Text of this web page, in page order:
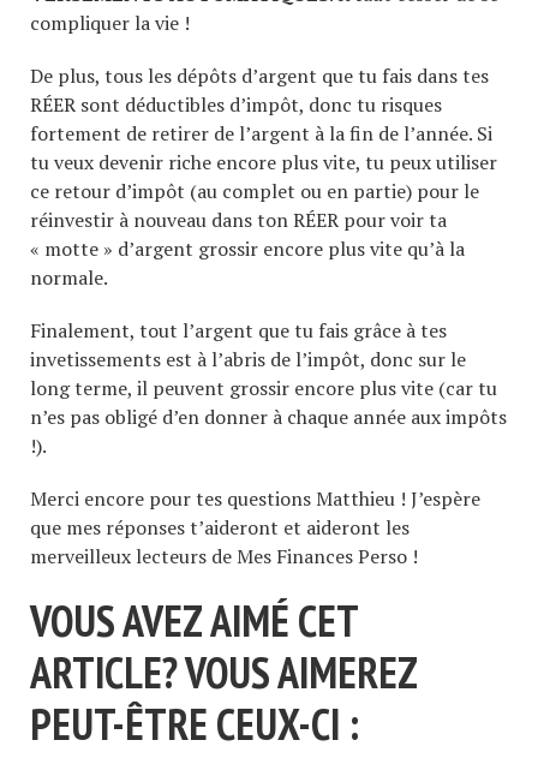
compliquer la vie !
De plus, tous les dépôts d’argent que tu fais dans tes
RÉER sont déductibles d’impôt, donc tu risques
fortement de retirer de l’argent à la fin de l’année. Si
tu veux devenir riche encore plus vite, tu peux utiliser
ce retour d’impôt (au complet ou en partie) pour le
réinvestir à nouveau dans ton RÉER pour voir ta
« motte » d’argent grossir encore plus vite qu’à la
normale.
Finalement, tout l’argent que tu fais grâce à tes
invetissements est à l’abris de l’impôt, donc sur le
long terme, il peuvent grossir encore plus vite (car tu
n’es pas obligé d’en donner à chaque année aux impôts
!).
Merci encore pour tes questions Matthieu ! J’espère
que mes réponses t’aideront et aideront les
merveilleux lecteurs de Mes Finances Perso !
VOUS AVEZ AIMÉ CET
ARTICLE? VOUS AIMEREZ
PEUT-ÊTRE CEUX-CI :